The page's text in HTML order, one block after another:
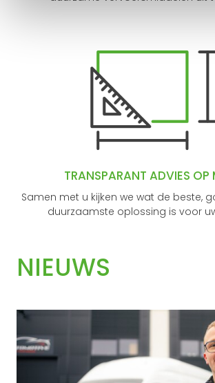
TRANSPARANT ADVIES OP
Samen met u kijken we wat de beste,
duurzaamste oplossing is voor
NIEUWS